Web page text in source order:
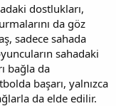
dostlukları,
da göz
sadece sahada
sahadaki
bağla da
başarı, yalnızca
da elde edilir.